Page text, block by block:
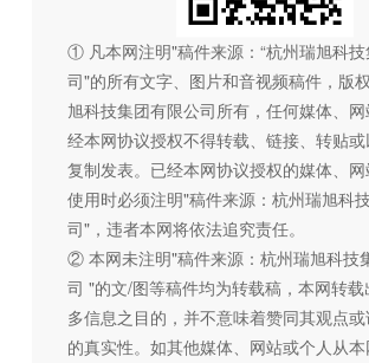
① 凡本网注明"稿件来源：“杭州瑞旭科
司"的所有文字、图片和音视频稿件，版
旭科技集团有限公司所有，任何媒体、
经本网协议授权不得转载、链接、转贴
复制发表。已经本网协议授权的媒体、
使用时必须注明"稿件来源：杭州瑞旭科
司"，违者本网将依法追究责任。
② 本网未注明"稿件来源：杭州瑞旭科技
司 "的文/图等稿件均为转载稿，本网转载
多信息之目的，并不意味着赞同其观点
的真实性。如其他媒体、网站或个人从